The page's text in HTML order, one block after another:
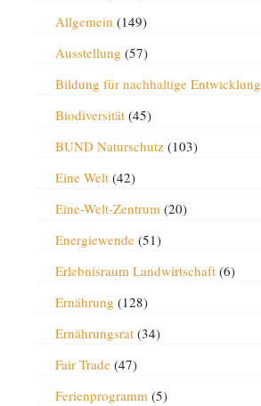
Allgemein (149)
Ausstellung (57)
Bildung für nachhaltige Entwicklung
Biodiversität(45)
BUND Naturschutz(103)
Eine Welt(42)
Eine-Welt-Zentrum (20)
Energiewende(51)
Erlebnisraum Landwirtschaft(6)
Ernährung (128)
Ernährungsrat(34)
Fair Trade(47)
Ferienprogramm (5)